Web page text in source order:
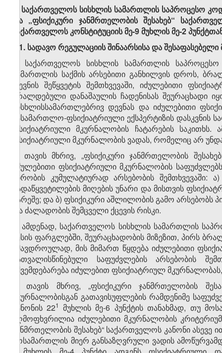
საქართველოს სისხლის სამართლის საპროცესო
და „ფსიქიკური ჯანმრთელობის შესახებ“
საქართველოსკონსტიტუციისმე-9მუხლისმე-2
1.1. სადავო რეგულაციის შინაარსისა და
2. საქართველოს სისხლის სამართლის
სამართლის საქმის არსებითი განხილვის დროს,
დევნის შეწყვეტის შემთხვევაში, იძულებითი
ბრალდებული დანაშაულის ჩადენისას შეურაცხადი
სისხლისსამართლებრივ დევნას და იძულებითი
სასამართლო-ფსიქიატრიული ექსპერტიზის დასკვნის
ფსიქიატრიული მკურნალობის ჩატარების საკითხს.
ფსიქიატრიული მკურნალობის ვადას, რომელიც არ
3. თავის მხრივ, „ფსიქიკური ჯანმრთელობის
იძულებითი ფსიქიატრიული მკურნალობის
პირობის კუმულატიურად არსებობის
გადაწყვეტილების მიღების უნარი და მისთვის
გარეშე; და ბ) ფსიქიკური აშლილობის გამო არსებობს
და ძალადობის შემცველი ქცევის რისკი.
4. ამდენად, საქართველოს სისხლის სამართლის
წესის ფარგლებში, შეურაცხადობის მიზეზით, პირს
იმავდროულად, მის მიმართ წყდება იძულებითი
გათვალისწინებული საფუძვლების არსებობის
ექვემდებარება იძულებით ფსიქიატრიულ
5. თავის მხრივ, „ფსიქიკური ჯანმრთელობის
მკურნალობისგან გათავისუფლების რამდენიმე
კანონის 22​1 მუხლის მე-6 პუნქტის თანახმად, თუ
აღმოფხვრილია იძულებითი მკურნალობის
ჯანმრთელობის შესახებ“ საქართველოს კანონი
მოსამართლის მიერ განსაზღვრული ვადის